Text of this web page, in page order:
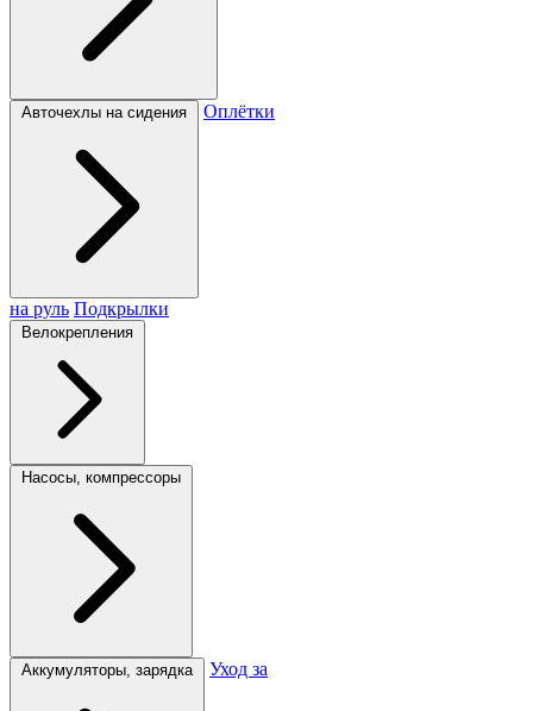
Авточехлы на сидения Оплётки
на руль Подкрылки
Велокрепления
Насосы, компрессоры
Аккумуляторы, зарядка Уход за